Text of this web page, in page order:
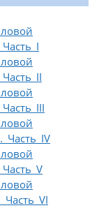
I
II
III
Часть IV
V
Часть VI